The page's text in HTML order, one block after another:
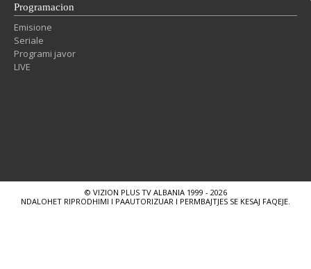
Programacion
Emisione
Seriale
Programi javor
LIVE
© VIZION PLUS TV ALBANIA 1999 - 2026
NDALOHET RIPRODHIMI I PAAUTORIZUAR I PERMBAJTJES SE KESAJ FAQEJE.